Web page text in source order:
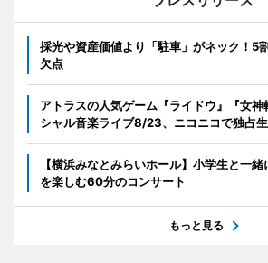
採光や資産価値より「駐車」がネック！5
欠点
アトラスの人気ゲーム『ライドウ』『女
シャル音楽ライブ8/23、ニコニコで独占
【横浜みなとみらいホール】小学生と一
を楽しむ60分のコンサート
もっと見る